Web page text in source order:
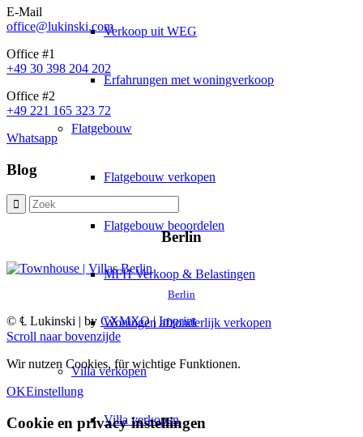
Verkoop uit WEG
Erfahrungen met woningverkoop
Flatgebouw
Flatgebouw verkopen
Flatgebouw beoordelen
MFH Verkoop & Belastingen
Woningen afzonderlijk verkopen
Villaverkopen
Villa verkopen
E-Mail
office@lukinski.com
Office #1
+49 30 398 204 202
Office #2
+49 221 165 323 72
Whatsapp
Blog
Berlin
Berlin
© ℄ Lukinski | by CXMXO| Imprint
Scroll naar bovenzijde
Wir nutzen Cookies, für wichtige Funktionen.
OKEinstellung
Cookie en privacy instellingen